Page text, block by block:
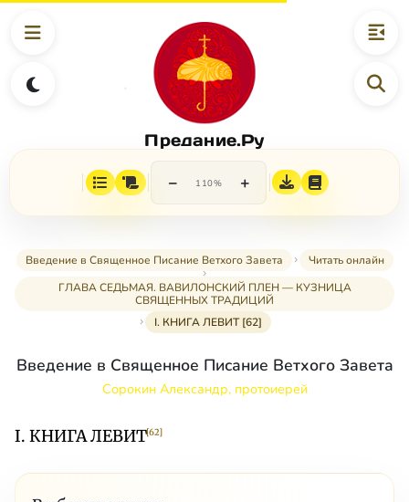
Предание.Ру
− 110% +
Введение в Священное Писание Ветхого Завета
Читать онлайн
ГЛАВА СЕДЬМАЯ. ВАВИЛОНСКИЙ ПЛЕН — КУЗНИЦА
СВЯЩЕННЫХ ТРАДИЦИЙ
I. КНИГА ЛЕВИТ [62]
Введение в Священное Писание Ветхого Завета
Сорокин Александр, протоиерей
I. КНИГА ЛЕВИТ[62]